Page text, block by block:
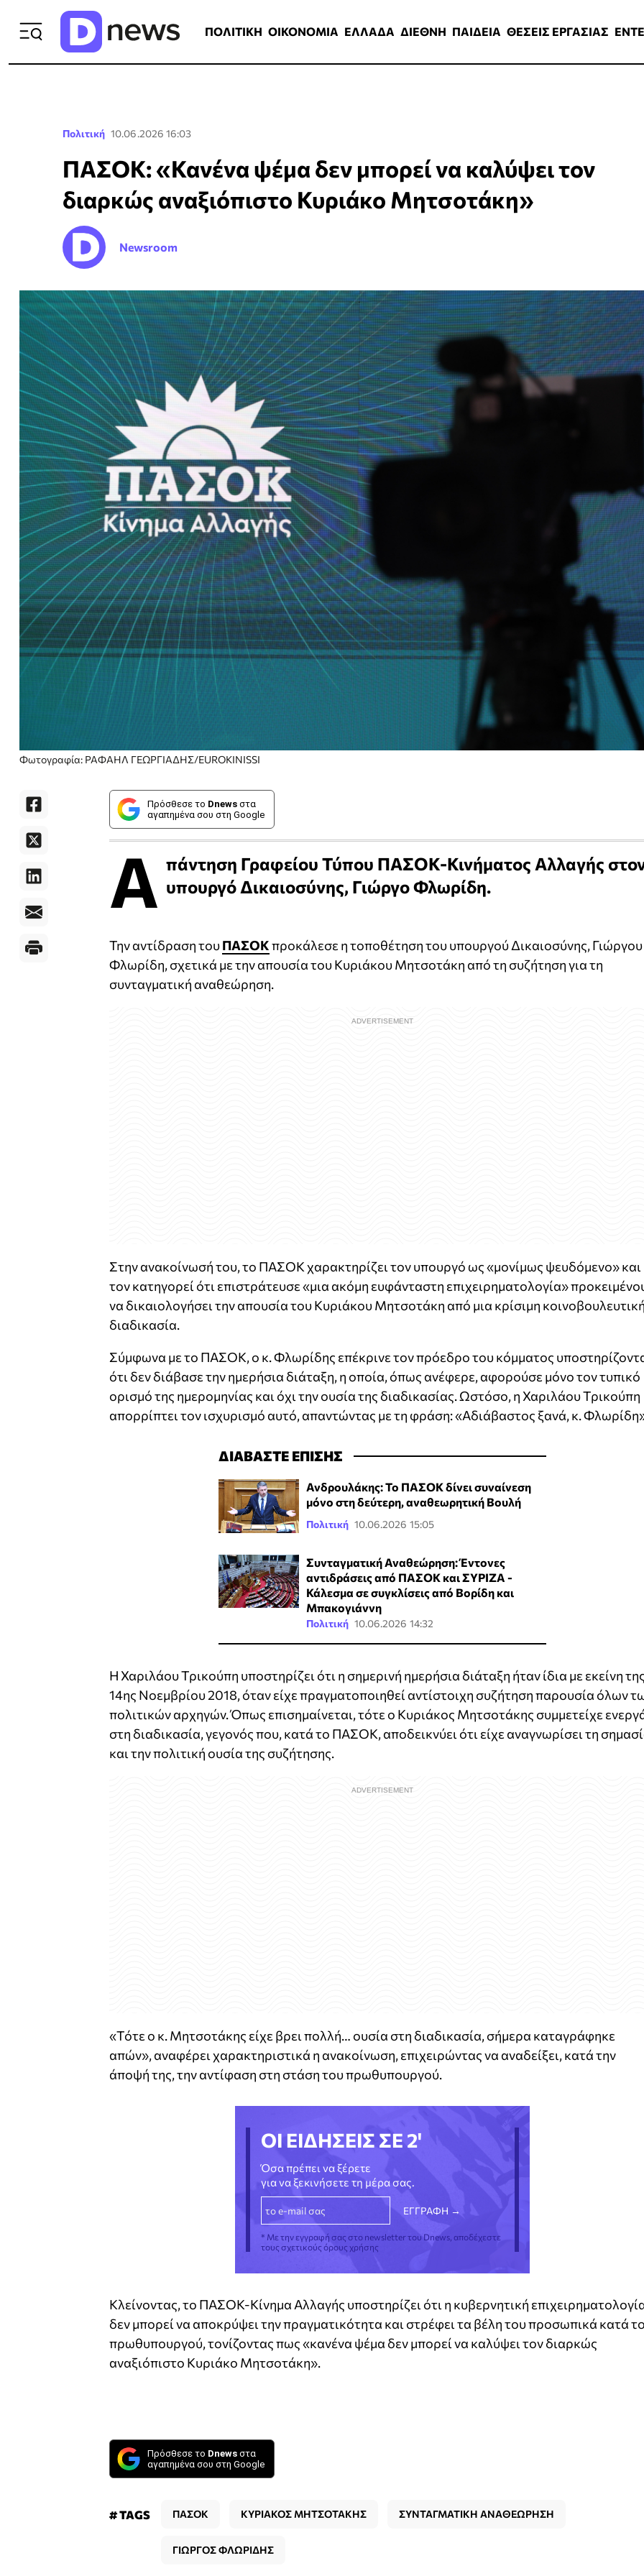
ΠΟΛΙΤΙΚΗ ΟΙΚΟΝΟΜΙΑ ΕΛΛΑΔΑ ΔΙΕΘΝΗ ΠΑΙΔΕΙΑ ΘΕΣΕΙΣ ΕΡΓΑΣΙΑΣ
Πολιτική 10.06.2026 16:03
ΠΑΣΟΚ: «Κανένα ψέμα δεν μπορεί να καλύψει τον
διαρκώς αναξιόπιστο Κυριάκο Μητσοτάκη»
Newsroom
Φωτογραφία: ΡΑΦΑΗΛ ΓΕΩΡΓΙΑΔΗΣ/EUROKINISSI
Πρόσθεσε το Dnews στα
αγαπημένα σου στη Google
Α πάντηση Γραφείου Τύπου ΠΑΣΟΚ-Κινήματος Αλλαγής
υπουργό Δικαιοσύνης, Γιώργο Φλωρίδη.
Την αντίδραση τουΠΑΣΟΚπροκάλεσε η τοποθέτηση του υπουργού Δικαιοσύνης, Γιώργου
Φλωρίδη, σχετικά με την απουσία του Κυριάκου Μητσοτάκη από τη συζήτηση για τη
συνταγματική αναθεώρηση.
Στην ανακοίνωσή του, το ΠΑΣΟΚ χαρακτηρίζει τον υπουργό ως «μονίμως ψευδόμενο» και
τον κατηγορεί ότι επιστράτευσε «μια ακόμη ευφάνταστη επιχειρηματολογία»
να δικαιολογήσει την απουσία του Κυριάκου Μητσοτάκη από μια κρίσιμη κοινοβουλευτική
διαδικασία.
Σύμφωνα με το ΠΑΣΟΚ, ο κ. Φλωρίδης επέκρινε τον πρόεδρο του κόμματος
ότι δεν διάβασε την ημερήσια διάταξη, η οποία, όπως ανέφερε, αφορούσε μόνο τον τυπικό
ορισμό της ημερομηνίας και όχι την ουσία της διαδικασίας. Ωστόσο, η Χαριλάου Τρικούπη
απορρίπτει τον ισχυρισμό αυτό, απαντώντας με τη φράση: «Αδιάβαστος ξανά, κ.
ΔΙΑΒΑΣΤΕ ΕΠΙΣΗΣ
Ανδρουλάκης: Το ΠΑΣΟΚ δίνει συναίνεση
μόνο στη δεύτερη, αναθεωρητική Βουλή
Πολιτική 10.06.2026 15:05
Συνταγματική Αναθεώρηση: Έντονες
αντιδράσεις από ΠΑΣΟΚ και ΣΥΡΙΖΑ -
Κάλεσμα σε συγκλίσεις από Βορίδη και
Μπακογιάννη
Πολιτική 10.06.2026 14:32
Η Χαριλάου Τρικούπη υποστηρίζει ότι η σημερινή ημερήσια διάταξη ήταν ίδια με εκείνη της
14ης Νοεμβρίου 2018, όταν είχε πραγματοποιηθεί αντίστοιχη συζήτηση παρουσία όλων
πολιτικών αρχηγών. Όπως επισημαίνεται, τότε ο Κυριάκος Μητσοτάκης συμμετείχε
στη διαδικασία, γεγονός που, κατά το ΠΑΣΟΚ, αποδεικνύει ότι είχε αναγνωρίσει τη
και την πολιτική ουσία της συζήτησης.
«Τότε ο κ. Μητσοτάκης είχε βρει πολλή… ουσία στη διαδικασία, σήμερα καταγράφηκε
απών», αναφέρει χαρακτηριστικά η ανακοίνωση, επιχειρώντας να αναδείξει, κατά την
άποψή της, την αντίφαση στη στάση του πρωθυπουργού.
ΟΙ ΕΙΔΗΣΕΙΣ ΣΕ 2'
Όσα πρέπει να ξέρετε
για να ξεκινήσετε τη μέρα σας.
* Με την εγγραφή σας στο newsletter του Dnews, αποδέχεστε
τους σχετικούς όρους χρήσης
Κλείνοντας, το ΠΑΣΟΚ-Κίνημα Αλλαγής υποστηρίζει ότι η κυβερνητική
δεν μπορεί να αποκρύψει την πραγματικότητα και στρέφει τα βέλη του προσωπικά κατά
πρωθυπουργού, τονίζοντας πως «κανένα ψέμα δεν μπορεί να καλύψει τον διαρκώς
αναξιόπιστο Κυριάκο Μητσοτάκη».
Πρόσθεσε το Dnews στα
αγαπημένα σου στη Google
# TAGS ΠΑΣΟΚ ΚΥΡΙΑΚΟΣ ΜΗΤΣΟΤΑΚΗΣ ΣΥΝΤΑΓΜΑΤΙΚΗ ΑΝΑΘΕΩΡΗΣΗ
ΓΙΩΡΓΟΣ ΦΛΩΡΙΔΗΣ